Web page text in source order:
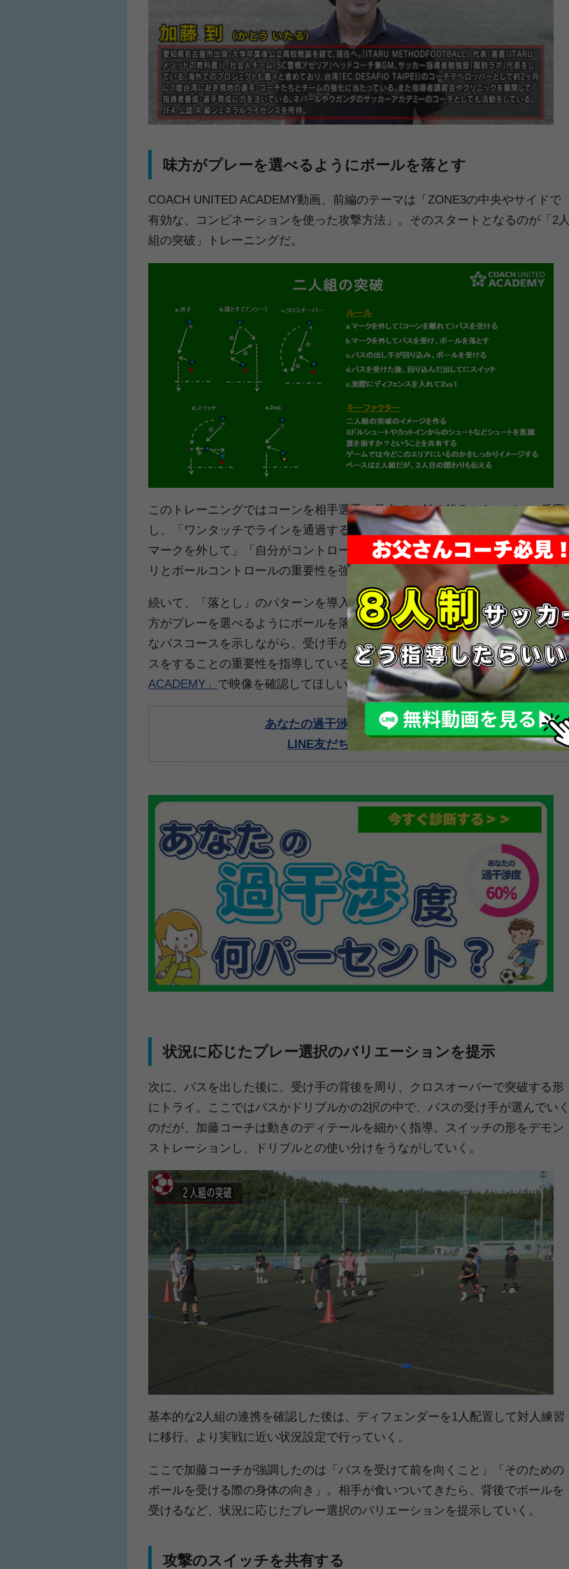
味方がプレーを選べるようにボールを落とす
COACH UNITED ACADEMY動画、前編のテーマは「ZONE3の中央やサイドで
有効な、コンビネーションを使った攻撃方法」。そのスタートとなるのが「2人
組の突破」トレーニングだ。
このトレーニングではコーンを相手選手に見立て、斜め後ろからのパスに反応
し、「ワンタッチでラインを通過すること」を目指す。加藤コーチは「一瞬で
マークを外して」「自分がコントロールできる範囲で」と、動き出しのメリハ
リとボールコントロールの重要性を強調していった。
続いて、「落とし」のパターンを導入。ここで加藤コーチが重視したのは「味
方がプレーを選べるようにボールを落とす」という考え方だ。動画では具体的
なパスコースを示しながら、受け手が次のプレーを選択できる場所へ正確にパ
スをすることの重要性を指導しているので、詳細は「COACH UNITED
ACADEMY」 で映像を確認してほしい。
あなたの過干渉度は何パーセント？
LINE友だち登録で診断＞＞
状況に応じたプレー選択のバリエーションを提示
次に、パスを出した後に、受け手の背後を周り、クロスオーバーで突破する形
にトライ。ここではパスかドリブルかの2択の中で、パスの受け手が選んでいく
のだが、加藤コーチは動きのディテールを細かく指導。スイッチの形をデモン
ストレーションし、ドリブルとの使い分けをうながしていく。
基本的な2人組の連携を確認した後は、ディフェンダーを1人配置して対人練習
に移行。より実戦に近い状況設定で行っていく。
ここで加藤コーチが強調したのは「パスを受けて前を向くこと」「そのための
ボールを受ける際の身体の向き」。相手が食いついてきたら、背後でボールを
受けるなど、状況に応じたプレー選択のバリエーションを提示していく。
攻撃のスイッチを共有する